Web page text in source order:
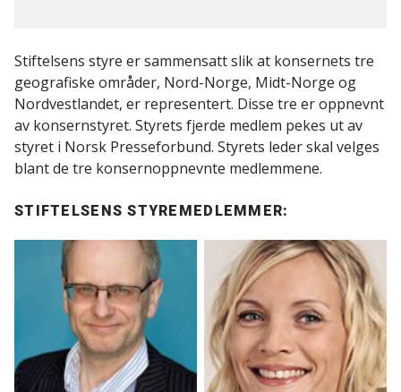
Stiftelsens styre er sammensatt slik at konsernets tre
geografiske områder, Nord-Norge, Midt-Norge og
Nordvestlandet, er representert. Disse tre er oppnevnt
av konsernstyret. Styrets fjerde medlem pekes ut av
styret i Norsk Presseforbund. Styrets leder skal velges
blant de tre konsernoppnevnte medlemmene.
STIFTELSENS STYREMEDLEMMER: